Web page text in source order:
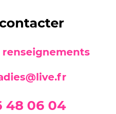
renseignements
06 04